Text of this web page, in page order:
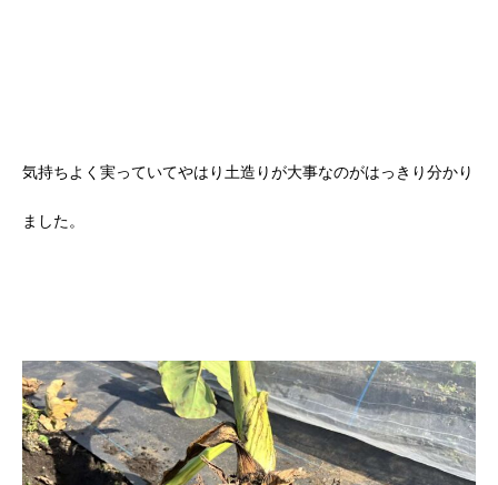
気持ちよく実っていてやはり土造りが大事なのがはっきり分かり
ました。